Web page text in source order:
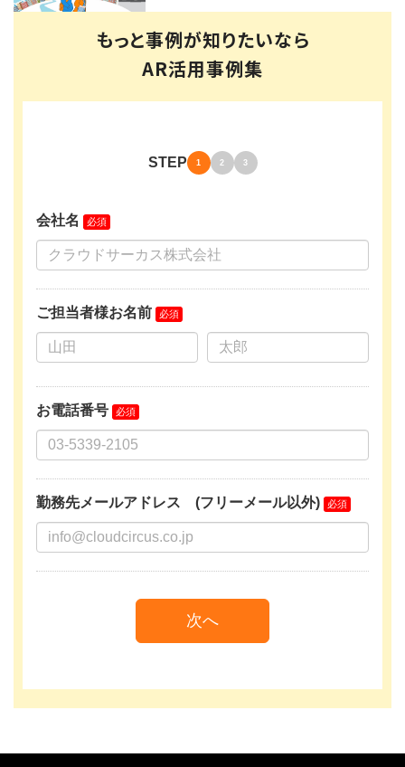
もっと事例が知りたいなら
AR活用事例集